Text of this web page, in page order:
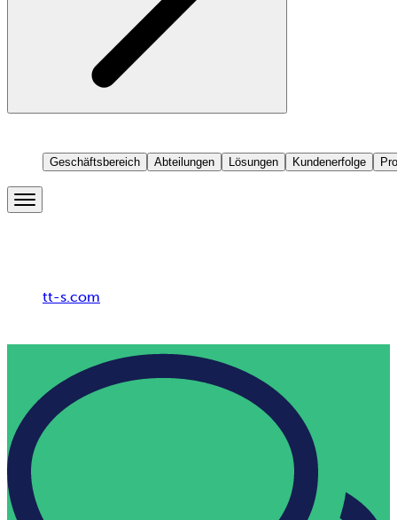
Geschäftsbereich Abteilungen Lösungen Kundenerfolge
tt-s.com